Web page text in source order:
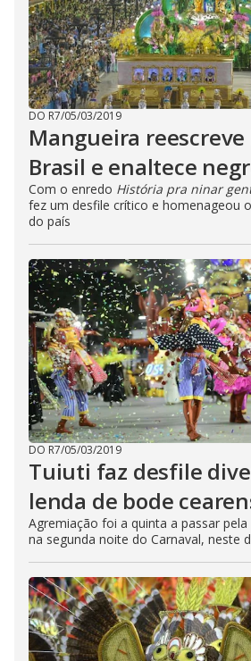
DO R7/05/03/2019
Mangueira
Brasil e enaltece
Com o enredo História pra ninar
fez um desfile crítico e homenageou
do país
DO R7/05/03/2019
Tuiuti faz desfile
lenda de bode
Agremiação foi a quinta a passar
na segunda noite do Carnaval, neste